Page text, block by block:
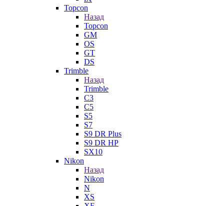
Topcon
Назад
Topcon
GM
OS
GT
DS
Trimble
Назад
Trimble
C3
C5
S5
S7
S9 DR Plus
S9 DR HP
SX10
Nikon
Назад
Nikon
N
XS